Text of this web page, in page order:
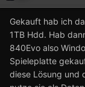
Gekauft hab ich
1TB Hdd. Hab
840Evo also
Spieleplatte
diese Lösung und